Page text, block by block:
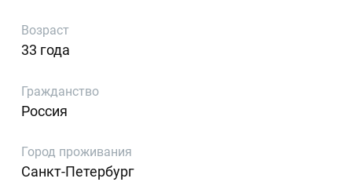
Возраст
33 года
Гражданство
Россия
Город проживания
Санкт-Петербург